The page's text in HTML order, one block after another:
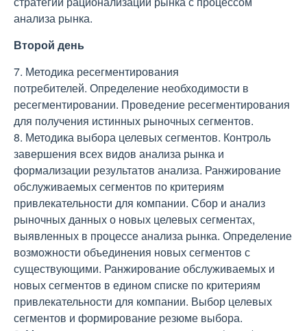
анализа рынка.
Второй день
7. Методика ресегментирования
потребителей. Определение необходимости в
ресегментировании. Проведение ресегментирования
для получения истинных рыночных сегментов.
8. Методика выбора целевых сегментов. Контроль
завершения всех видов анализа рынка и
формализации результатов анализа. Ранжирование
обслуживаемых сегментов по критериям
привлекательности для компании. Сбор и анализ
рыночных данных о новых целевых сегментах,
выявленных в процессе анализа рынка. Определение
возможности объединения новых сегментов с
существующими. Ранжирование обслуживаемых и
новых сегментов в едином списке по критериям
привлекательности для компании. Выбор целевых
сегментов и формирование резюме выбора.